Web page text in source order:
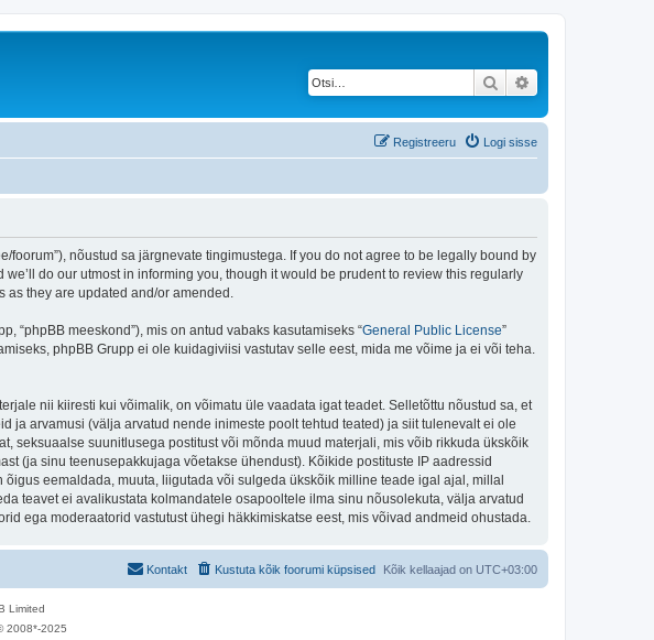
Otsi
Logi sisse
Registreeru
foorum”), nõustud sa järgnevate tingimustega. If you do not agree to be legally bound by
do our utmost in informing you, though it would be prudent to review this regularly
they are updated and/or amended.
“phpBB meeskond”), mis on antud vabaks kasutamiseks “General Public License”
phpBB Grupp ei ole kuidagiviisi vastutav selle eest, mida me võime ja ei või teha.
nii kiiresti kui võimalik, on võimatu üle vaadata igat teadet. Selletõttu nõustud sa, et
arvamusi (välja arvatud nende inimeste poolt tehtud teated) ja siit tulenevalt ei ole
seksuaalse suunitlusega postitust või mõnda muud materjali, mis võib rikkuda ükskõik
(ja sinu teenusepakkujaga võetakse ühendust). Kõikide postituste IP aadressid
eemaldada, muuta, liigutada või sulgeda ükskõik milline teade igal ajal, millal
teavet ei avalikustata kolmandatele osapooltele ilma sinu nõusolekuta, välja arvatud
ega moderaatorid vastutust ühegi häkkimiskatse eest, mis võivad andmeid ohustada.
Kõik kellaajad on UTC+03:00
Kustuta kõik foorumi küpsised
Kontakt
Limited
2008*-2025